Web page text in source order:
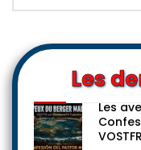
Les
Les
VOSTFR